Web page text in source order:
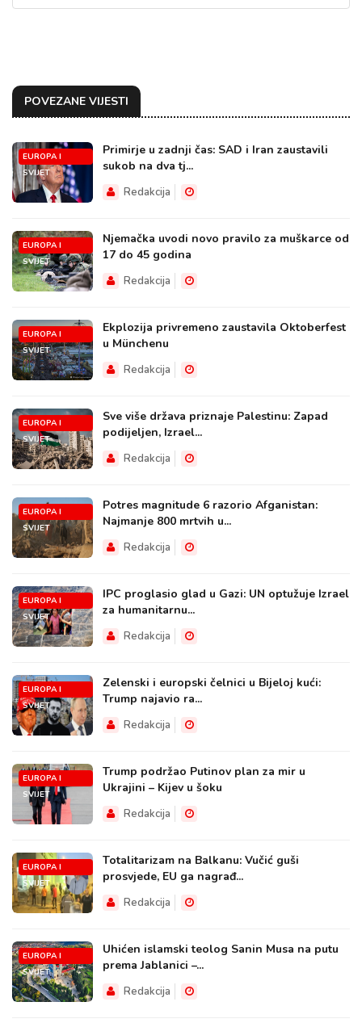
POVEZANE VIJESTI
EUROPA I
SVIJET
Primirje u zadnji čas: SAD i Iran zaustavili
sukob na dva tj...
Redakcija
EUROPA I
SVIJET
Njemačka uvodi novo pravilo za muškarce od
17 do 45 godina
Redakcija
EUROPA I
SVIJET
Ekplozija privremeno zaustavila Oktoberfest
u Münchenu
Redakcija
EUROPA I
SVIJET
Sve više država priznaje Palestinu: Zapad
podijeljen, Izrael...
Redakcija
EUROPA I
SVIJET
Potres magnitude 6 razorio Afganistan:
Najmanje 800 mrtvih u...
Redakcija
EUROPA I
SVIJET
IPC proglasio glad u Gazi: UN optužuje Izrael
za humanitarnu...
Redakcija
EUROPA I
SVIJET
Zelenski i europski čelnici u Bijeloj kući:
Trump najavio ra...
Redakcija
EUROPA I
SVIJET
Trump podržao Putinov plan za mir u
Ukrajini – Kijev u šoku
Redakcija
EUROPA I
SVIJET
Totalitarizam na Balkanu: Vučić guši
prosvjede, EU ga nagrađ...
Redakcija
EUROPA I
SVIJET
Uhićen islamski teolog Sanin Musa na putu
prema Jablanici –...
Redakcija